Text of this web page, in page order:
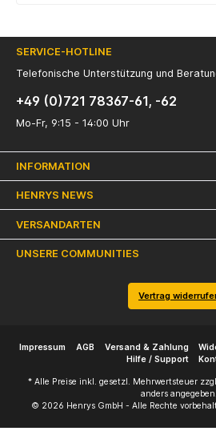
SERVICE-HOTLINE
Telefonische Unterstützung und
+49 (0)721 78367-61, -62
Mo-Fr, 9:15 - 14:00 Uhr
INFORMATION
HENRYS NEWS
VERSANDARTEN
UNSERE COMMUNITIES
Vertrag
Impressum AGB Versand & Zahlung
Hilfe / Support
* Alle Preise inkl. gesetzl. Mehrwertsteuer
anders angegeben.
© 2026 Henrys GmbH - Alle Rechte